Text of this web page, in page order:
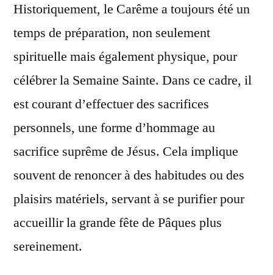
Historiquement, le Carême a toujours été un
temps de préparation, non seulement
spirituelle mais également physique, pour
célébrer la Semaine Sainte. Dans ce cadre, il
est courant d’effectuer des sacrifices
personnels, une forme d’hommage au
sacrifice suprême de Jésus. Cela implique
souvent de renoncer à des habitudes ou des
plaisirs matériels, servant à se purifier pour
accueillir la grande fête de Pâques plus
sereinement.